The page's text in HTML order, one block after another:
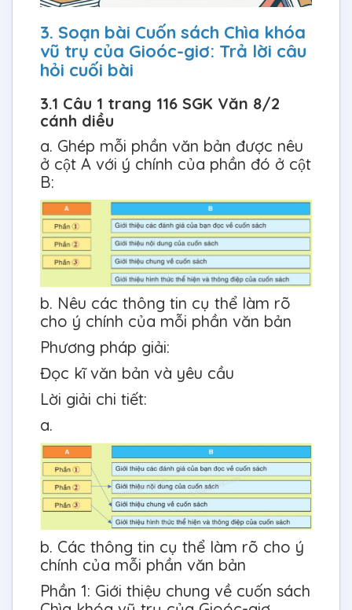
3. Soạn bài Cuốn sách Chìa khóa
vũ trụ của Gioóc-giơ: Trả lời câu
hỏi cuối bài
3.1 Câu 1 trang 116 SGK Văn 8/2
cánh diều
a. Ghép mỗi phần văn bản được nêu
ở cột A với ý chính của phần đó ở cột
B:
b. Nêu các thông tin cụ thể làm rõ
cho ý chính của mỗi phần văn bản
Phương pháp giải:
Đọc kĩ văn bản và yêu cầu
Lời giải chi tiết:
a.
b. Các thông tin cụ thể làm rõ cho ý
chính của mỗi phần văn bản
Phần 1: Giới thiệu chung về cuốn sách